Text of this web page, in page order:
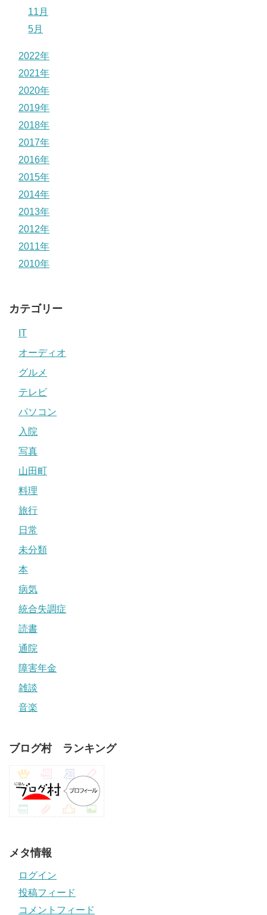
11月
5月
2022年
2021年
2020年
2019年
2018年
2017年
2016年
2015年
2014年
2013年
2012年
2011年
2010年
カテゴリー
IT
オーディオ
グルメ
テレビ
パソコン
入院
写真
山田町
料理
旅行
日常
未分類
本
病気
統合失調症
読書
通院
障害年金
雑談
音楽
ブログ村 ランキング
メタ情報
ログイン
投稿フィード
コメントフィード